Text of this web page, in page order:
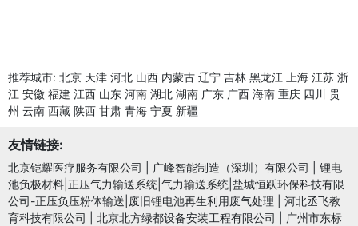
推荐城市: 北京 天津 河北 山西 内蒙古 辽宁 吉林 黑龙江 上海 江苏 浙
江 安徽 福建 江西 山东 河南 湖北 湖南 广东 广西 海南 重庆 四川 贵
州 云南 西藏 陕西 甘肃 青海 宁夏 新疆
友情链接:
北京铠耀医疗服务有限公司 广峰智能制造（深圳）有限公司
锂电
池负极材料|正压气力输送系统|气力输送系统|盐城恒跃环保科技有限
公司-正压负压粉体输送|废旧锂电池再生利用废气处理
河北丞飞教
育科技有限公司
北京北方绿都设备安装工程有限公司
广州市东标